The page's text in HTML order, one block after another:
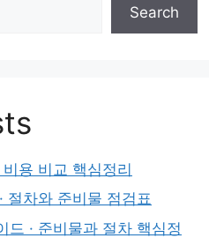
Search
용 비교 핵심정리
절차와 준비물 점검표
드 · 준비물과 절차 핵심정